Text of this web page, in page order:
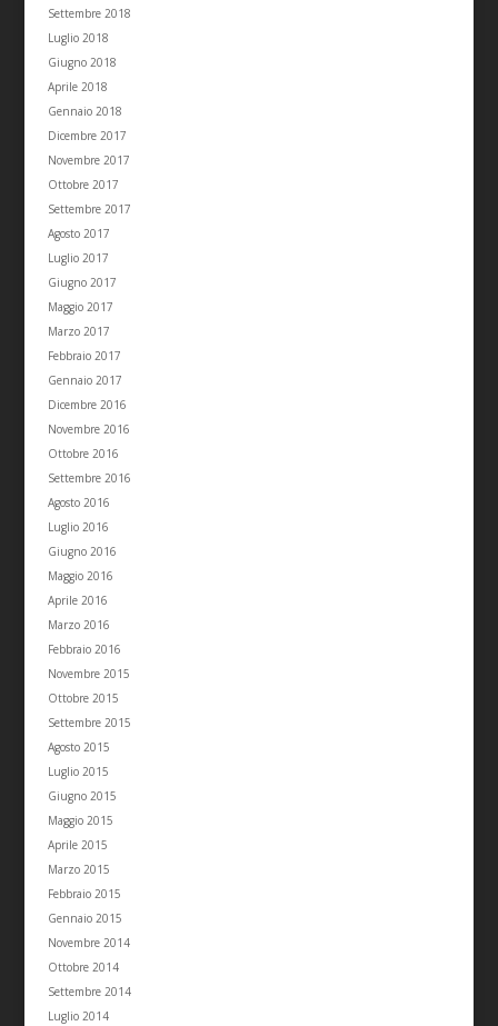
Settembre 2018
Luglio 2018
Giugno 2018
Aprile 2018
Gennaio 2018
Dicembre 2017
Novembre 2017
Ottobre 2017
Settembre 2017
Agosto 2017
Luglio 2017
Giugno 2017
Maggio 2017
Marzo 2017
Febbraio 2017
Gennaio 2017
Dicembre 2016
Novembre 2016
Ottobre 2016
Settembre 2016
Agosto 2016
Luglio 2016
Giugno 2016
Maggio 2016
Aprile 2016
Marzo 2016
Febbraio 2016
Novembre 2015
Ottobre 2015
Settembre 2015
Agosto 2015
Luglio 2015
Giugno 2015
Maggio 2015
Aprile 2015
Marzo 2015
Febbraio 2015
Gennaio 2015
Novembre 2014
Ottobre 2014
Settembre 2014
Luglio 2014